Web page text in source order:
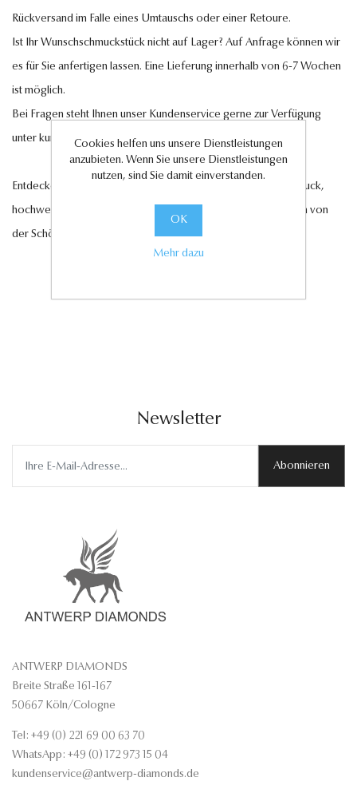
Rückversand im Falle eines Umtauschs oder einer Retoure.
Ist Ihr Wunschschmuckstück nicht auf Lager? Auf Anfrage können wir
es für Sie anfertigen lassen. Eine Lieferung innerhalb von 6-7 Wochen
ist möglich.
Bei Fragen steht Ihnen unser Kundenservice gerne zur Verfügung
unter kundenservice@antwerp-diamonds.de.
Entdecken Sie jetzt unsere exquisite Auswahl an Diamantschmuck,
hochwertigen Edelsteinen und edlen Perlen und lassen Sie sich von
der Schönheit und Eleganz unserer Kollektionen verzaubern.
Newsletter
Abonnieren
ANTWERP DIAMONDS
Breite Straße 161-167
50667 Köln/Cologne
Tel: +49 (0) 221 69 00 63 70
WhatsApp: +49 (0) 172 973 15 04
kundenservice@antwerp-diamonds.de
Cookies helfen uns unsere Dienstleistungen
anzubieten. Wenn Sie unsere Dienstleistungen
nutzen, sind Sie damit einverstanden.
OK
Mehr dazu